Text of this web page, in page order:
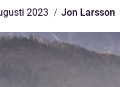
2023 Jon Larsson